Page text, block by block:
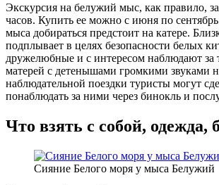
Экскурсия на белужий мыс, как правило,
часов. Купить ее можно с июня по
мыса добираться предстоит на катере.
подплывает в целях безопасности белых
дружелюбные и с интересом наблюдают за
матерей с детенышами громкими звуками
наблюдательной поездки туристы могут
понаблюдать за ними через бинокль и
Что взять с собой, одежда,
Сияние Белого моря у мыса Белужий